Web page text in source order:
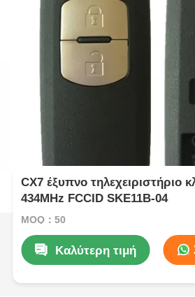
CX7 έξυπνο τηλεχειριστήριο
434MHz FCCID SKE11B-04
MOQ：50
Καλύτερη τιμή